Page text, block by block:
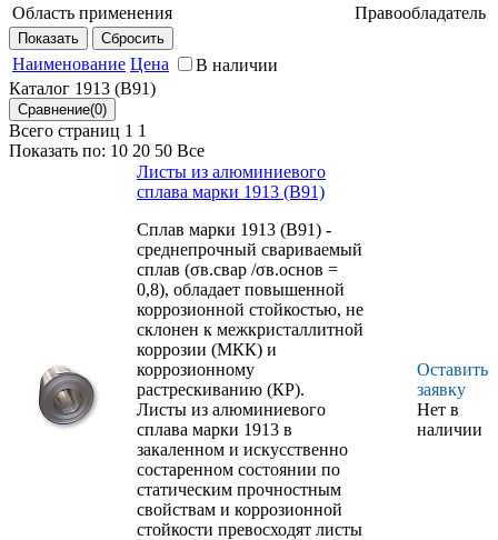
Область применения
Обшивка и внутренний набор
фюзеляжа изделий авиационной
техники, различные строительные
конструкции
Правообладатель
Наименование Цена
В наличии
Каталог 1913 (В91)
Всего страниц 1 1
Показать по: 10 20 50 Все
Листы из алюминиевого
сплава марки 1913 (В91)
Сплав марки 1913 (В91) -
среднепрочный свариваемый
сплав (σв.свар /σв.основ =
0,8), обладает повышенной
коррозионной стойкостью, не
склонен к межкристаллитной
коррозии (МКК) и
коррозионному
растрескиванию (КР).
Листы из алюминиевого
сплава марки 1913 в
закаленном и искусственно
состаренном состоянии по
статическим прочностным
свойствам и коррозионной
стойкости превосходят листы
Оставить
заявку
Нет в
наличии